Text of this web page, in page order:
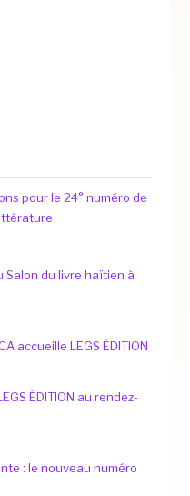
pour le 24° numéro de
Salon du livre haïtien à
accueille LEGS ÉDITION
ÉDITION au rendez-
: le nouveau numéro